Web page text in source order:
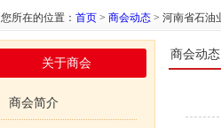
您所在的位置： 首页 > 商会动态 > 河南省石油
关于商会
商会简介
商会动态